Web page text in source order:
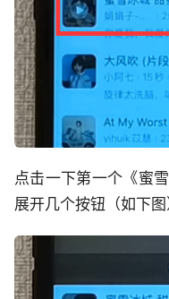
点击一下第一个《蜜
展开几个按钮（如下图